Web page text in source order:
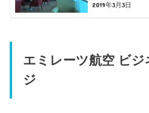
2019年3月3日
エミレーツ航空 ビ
ジ